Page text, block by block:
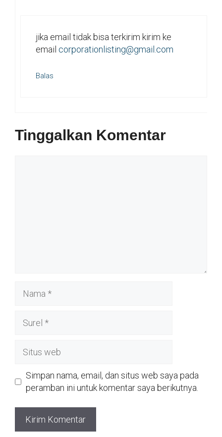
jika email tidak bisa terkirim kirim ke
email corporationlisting@gmail.com
Balas
Tinggalkan Komentar
web
Simpan nama, email, dan situs web saya pada
peramban ini untuk komentar saya berikutnya.